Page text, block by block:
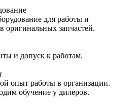
для работы и
оригинальных запчастей.
и допуск к работам.
опыт работы в организации.
обучение у дилеров.